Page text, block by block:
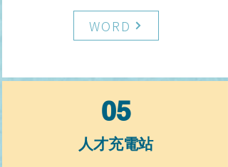
WORD
05
人才充電站